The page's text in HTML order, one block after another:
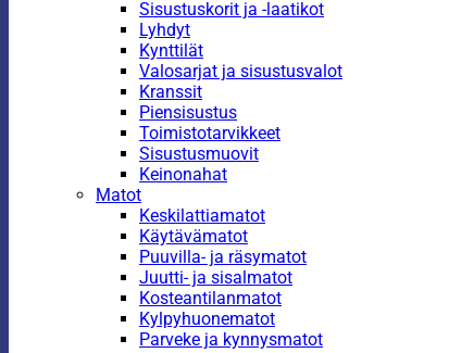
Sisustuskorit ja -laatikot
Lyhdyt
Kynttilät
Valosarjat ja sisustusvalot
Kranssit
Piensisustus
Toimistotarvikkeet
Sisustusmuovit
Keinonahat
Matot
Keskilattiamatot
Käytävämatot
Puuvilla- ja räsymatot
Juutti- ja sisalmatot
Kosteantilanmatot
Kylpyhuonematot
Parveke ja kynnysmatot